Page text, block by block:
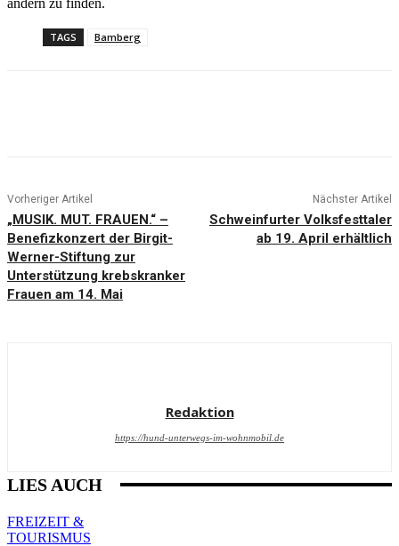
TAGS Bamberg
Vorheriger Artikel
„MUSIK. MUT. FRAUEN.“ –
Benefizkonzert der Birgit-
Werner-Stiftung zur
Unterstützung krebskranker
Frauen am 14. Mai
Nächster Artikel
Schweinfurter Volksfesttaler
ab 19. April erhältlich
Redaktion
https://hund-unterwegs-im-wohnmobil.de
LIES AUCH
FREIZEIT &
TOURISMUS